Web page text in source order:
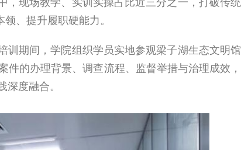
，现场教学、实训实操占比近三分之一，打破传
、提升履职硬能力。
训期间，学院组织学员实地参观梁子湖生态文明
的办理背景、调查流程、监督举措与治理成效
度融合。